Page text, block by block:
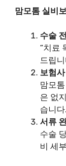
맘모톰 실비
수술
“치료
드립니
보험
맘모
은 없
습니다.
서류
수술
비 세